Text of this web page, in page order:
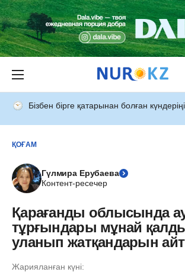
Бізбен бірге қатарынан болған
ҚОҒАМ
Гүлмира Ерубаева
Контент-ресечер
Қарағанды облысында
тұрғындары мұнай
уланып жатқандарын
Жарияланған күні: